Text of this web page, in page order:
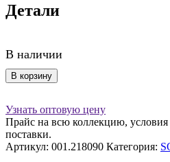
Детали
В наличии
Количество
товара
овальное
31х23см
SONATE
NOSTALGIE
В корзину
Узнать оптовую цену
Прайс на всю коллекцию,
поставки.
Артикул: 001.218090 Категория: